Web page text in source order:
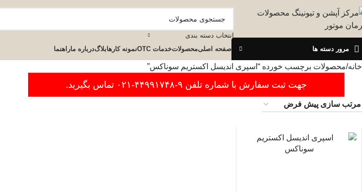
انتخاب دسته بندی
مرور دسته ها صفحه اصلیمحصولاتخدمات OTC نمونه کارهابلاگدرباره ماراهنما
خانه محصولات برچسب خورده “اسپری اندیسل اکستریم سوناکس”
جهت ثبت سفارش با شماره تلفن ۹-۴۴۹۹۱۷۴۸-۰۲۱ تماس بگیرید.